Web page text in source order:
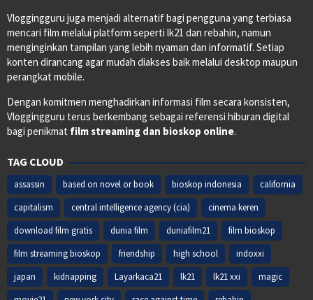
Vloggingguru juga menjadi alternatif bagi pengguna yang terbiasa
mencari film melalui platform seperti lk21 dan rebahin, namun
menginginkan tampilan yang lebih nyaman dan informatif. Setiap
konten dirancang agar mudah diakses baik melalui desktop maupun
perangkat mobile.
Dengan komitmen menghadirkan informasi film secara konsisten,
Vloggingguru terus berkembang sebagai referensi hiburan digital
bagi penikmat film streaming dan bioskop online.
TAG CLOUD
assassin based on novel or book bioskop indonesia
california
capitalism
central intelligence agency (cia)
cinema keren
download film gratis
dunia film duniafilm21
film bioskop
film streaming bioskop
friendship high school
indoxxi
japan
kidnapping Layarkaca21 lk21 lk21 xxi
magic